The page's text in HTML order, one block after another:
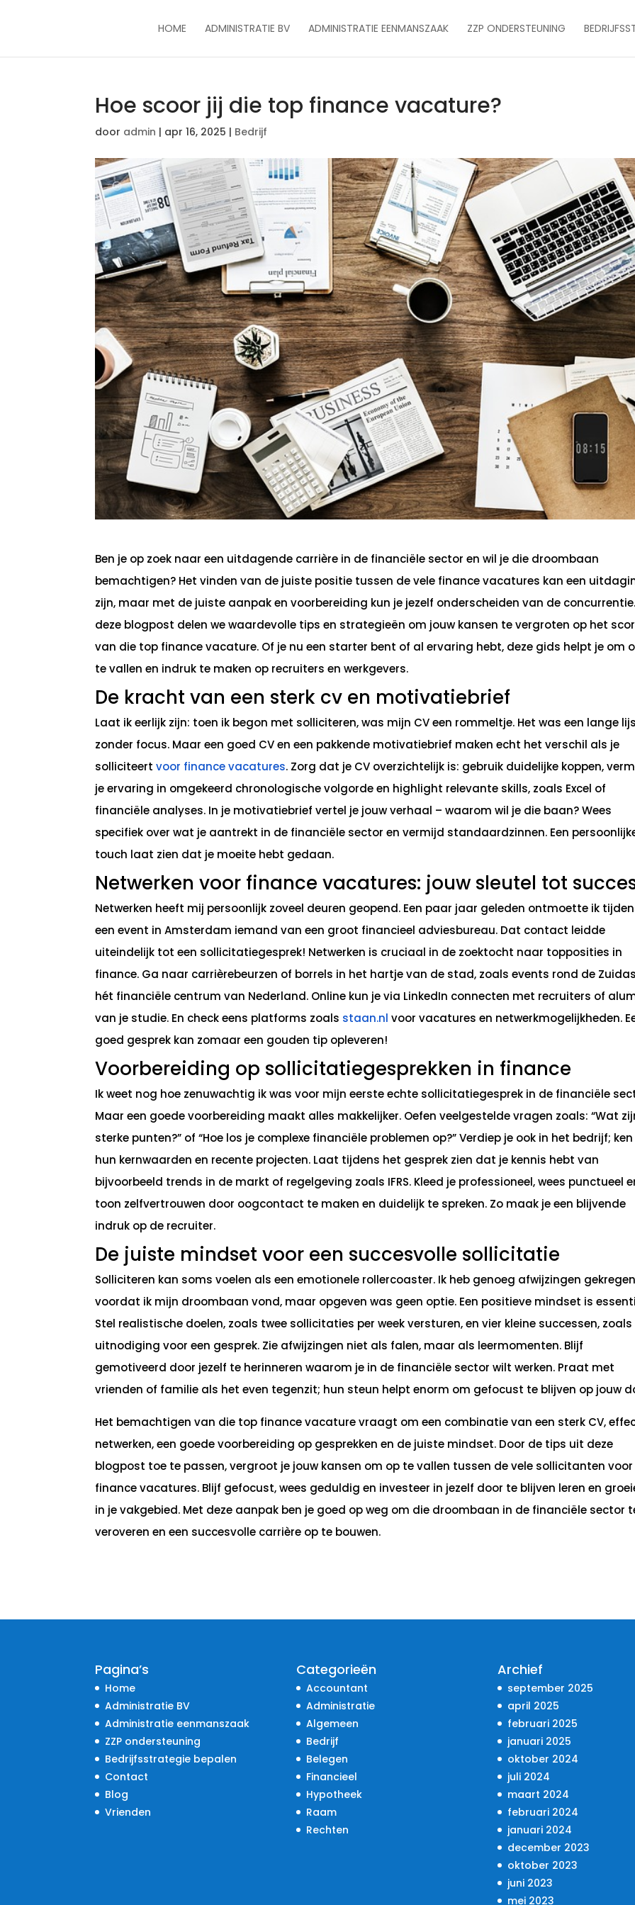
HOME ADMINISTRATIE BV ADMINISTRATIE EENMANSZAAK ZZP ONDERSTEUNING
Hoe scoor jij die top finance vacature?
door admin | apr 16, 2025 | Bedrijf
Ben je op zoek naar een uitdagende carrière in de financiële sector en wil je die droombaan
bemachtigen? Het vinden van de juiste positie tussen de vele finance vacatures kan een
zijn, maar met de juiste aanpak en voorbereiding kun je jezelf onderscheiden van de
deze blogpost delen we waardevolle tips en strategieën om jouw kansen te vergroten op het
van die top finance vacature. Of je nu een starter bent of al ervaring hebt, deze gids helpt je om
te vallen en indruk te maken op recruiters en werkgevers.
De kracht van een sterk cv en motivatiebrief
Laat ik eerlijk zijn: toen ik begon met solliciteren, was mijn CV een rommeltje. Het was een lange
zonder focus. Maar een goed CV en een pakkende motivatiebrief maken echt het verschil als je
solliciteertvoor finance vacatures. Zorg dat je CV overzichtelijk is: gebruik duidelijke koppen,
je ervaring in omgekeerd chronologische volgorde en highlight relevante skills, zoals Excel of
financiële analyses. In je motivatiebrief vertel je jouw verhaal – waarom wil je die baan? Wees
specifiek over wat je aantrekt in de financiële sector en vermijd standaardzinnen. Een
touch laat zien dat je moeite hebt gedaan.
Netwerken voor finance vacatures: jouw sleutel tot
Netwerken heeft mij persoonlijk zoveel deuren geopend. Een paar jaar geleden ontmoette ik
een event in Amsterdam iemand van een groot financieel adviesbureau. Dat contact leidde
uiteindelijk tot een sollicitatiegesprek! Netwerken is cruciaal in de zoektocht naar topposities in
finance. Ga naar carrièrebeurzen of borrels in het hartje van de stad, zoals events rond de
hét financiële centrum van Nederland. Online kun je via LinkedIn connecten met recruiters of
van je studie. En check eens platforms zoals staan.nl voor vacatures en netwerkmogelijkheden.
goed gesprek kan zomaar een gouden tip opleveren!
Voorbereiding op sollicitatiegesprekken in finance
Ik weet nog hoe zenuwachtig ik was voor mijn eerste echte sollicitatiegesprek in de financiële
Maar een goede voorbereiding maakt alles makkelijker. Oefen veelgestelde vragen zoals: “Wat
sterke punten?” of “Hoe los je complexe financiële problemen op?” Verdiep je ook in het bedrijf; ken
hun kernwaarden en recente projecten. Laat tijdens het gesprek zien dat je kennis hebt van
bijvoorbeeld trends in de markt of regelgeving zoals IFRS. Kleed je professioneel, wees punctueel
toon zelfvertrouwen door oogcontact te maken en duidelijk te spreken. Zo maak je een blijvende
indruk op de recruiter.
De juiste mindset voor een succesvolle sollicitatie
Solliciteren kan soms voelen als een emotionele rollercoaster. Ik heb genoeg afwijzingen gekregen
voordat ik mijn droombaan vond, maar opgeven was geen optie. Een positieve mindset is
Stel realistische doelen, zoals twee sollicitaties per week versturen, en vier kleine successen, zoals
uitnodiging voor een gesprek. Zie afwijzingen niet als falen, maar als leermomenten. Blijf
gemotiveerd door jezelf te herinneren waarom je in de financiële sector wilt werken. Praat met
vrienden of familie als het even tegenzit; hun steun helpt enorm om gefocust te blijven op jouw
Het bemachtigen van die top finance vacature vraagt om een combinatie van een sterk CV,
netwerken, een goede voorbereiding op gesprekken en de juiste mindset. Door de tips uit deze
blogpost toe te passen, vergroot je jouw kansen om op te vallen tussen de vele sollicitanten voor
finance vacatures. Blijf gefocust, wees geduldig en investeer in jezelf door te blijven leren en
in je vakgebied. Met deze aanpak ben je goed op weg om die droombaan in de financiële sector
veroveren en een succesvolle carrière op te bouwen.
Pagina’s
Home
Administratie BV
Administratie eenmanszaak
ZZP ondersteuning
Bedrijfsstrategie bepalen
Contact
Blog
Vrienden
Categorieën
Accountant
Administratie
Algemeen
Bedrijf
Belegen
Financieel
Hypotheek
Raam
Rechten
Archief
september 2025
april 2025
februari 2025
januari 2025
oktober 2024
juli 2024
maart 2024
februari 2024
januari 2024
december 2023
oktober 2023
juni 2023
mei 2023